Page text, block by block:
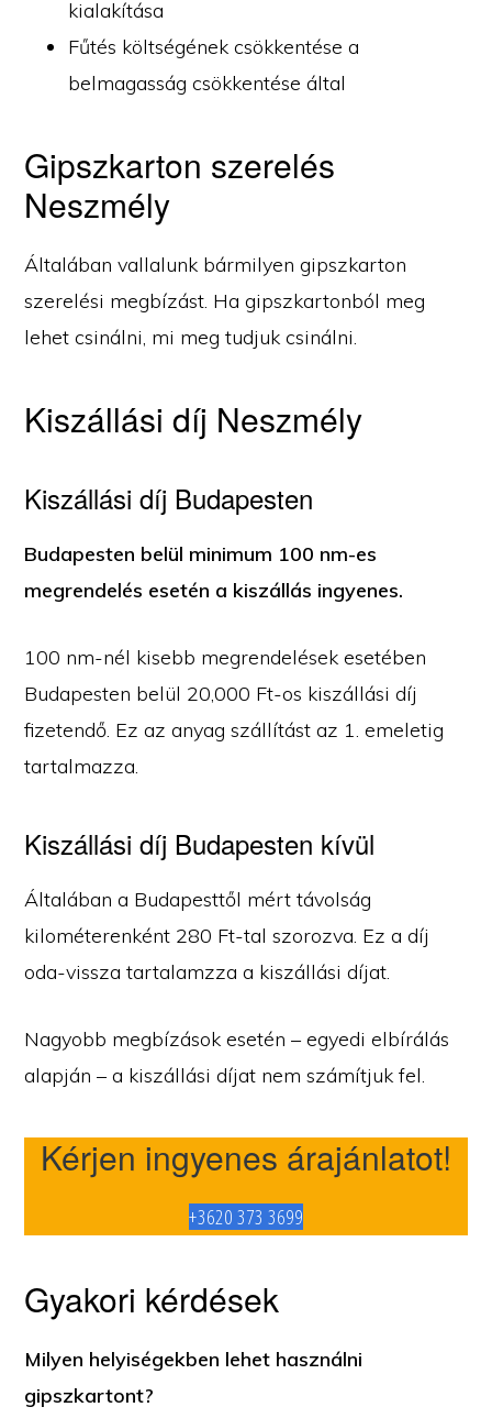
kialakítása
Fűtés költségének csökkentése a
belmagasság csökkentése által
Gipszkarton szerelés
Neszmély
Általában vallalunk bármilyen gipszkarton
szerelési megbízást. Ha gipszkartonból meg
lehet csinálni, mi meg tudjuk csinálni.
Kiszállási díj Neszmély
Kiszállási díj Budapesten
Budapesten belül minimum 100 nm-es
megrendelés esetén a kiszállás ingyenes.
100 nm-nél kisebb megrendelések esetében
Budapesten belül 20,000 Ft-os kiszállási díj
fizetendő. Ez az anyag szállítást az 1. emeletig
tartalmazza.
Kiszállási díj Budapesten kívül
Általában a Budapesttől mért távolság
kilométerenként 280 Ft-tal szorozva. Ez a díj
oda-vissza tartalamzza a kiszállási díjat.
Nagyobb megbízások esetén – egyedi elbírálás
alapján – a kiszállási díjat nem számítjuk fel.
Kérjen ingyenes árajánlatot!
+3620 373 3699
Gyakori kérdések
Milyen helyiségekben lehet használni
gipszkartont?